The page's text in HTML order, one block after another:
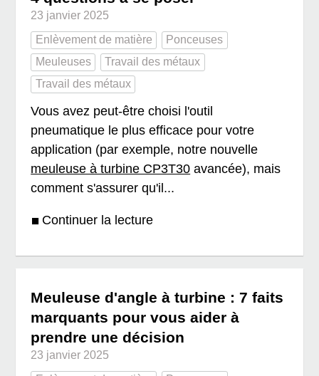
23 janvier 2025
Enlèvement de matière
Ponceuses
Meuleuses
Travail des métaux
Travail des métaux
Vous avez peut-être choisi l'outil
pneumatique le plus efficace pour votre
application (par exemple, notre nouvelle
meuleuse à turbine CP3T30 avancée), mais
comment s'assurer qu'il...
Continuer la lecture
Meuleuse d'angle à turbine : 7 faits
marquants pour vous aider à
prendre une décision
23 janvier 2025